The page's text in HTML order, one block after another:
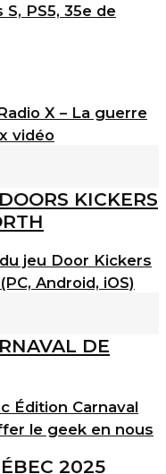
PS5, 35e de
X – La guerre
vidéo
jeu Door Kickers
Android, iOS)
Édition Carnaval
le geek en nous